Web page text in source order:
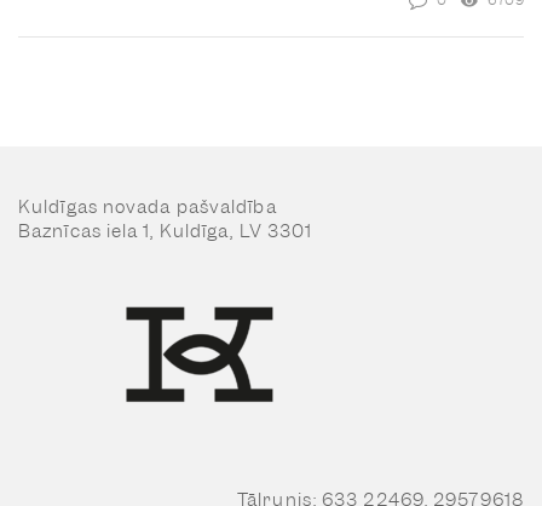
Kuldīgas novada pašvaldība
Baznīcas iela 1, Kuldīga, LV 3301
Tālrunis: 633 22469, 29579618